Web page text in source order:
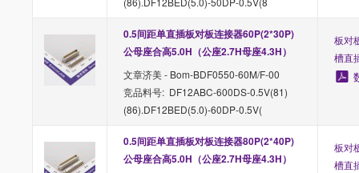
0.5间距单直插板对板连接器60P(2*30P)
公母座合高5.0H（公座2.7H母座4.3H）
文章济美 - Bom-BDF0550-60M/F-00
竞品料号: DF12ABC-600DS-0.5V(81)
(86).DF12BED(5.0)-60DP-0.5V(
板对
槽直
0.5间距单直插板对板连接器80P(2*40P)
公母座合高5.0H（公座2.7H母座4.3H）
板对
槽直